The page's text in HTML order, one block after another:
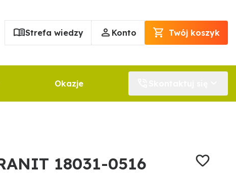
Strefa wiedzy Konto Twój koszyk
Okazje
18031-0516